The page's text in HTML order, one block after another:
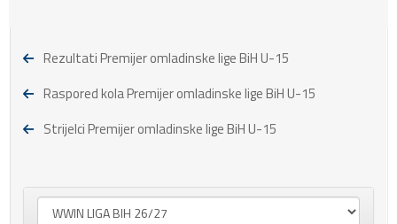
Rezultati Premijer omladinske lige BiH U-15
Raspored kola Premijer omladinske lige BiH U-15
Strijelci Premijer omladinske lige BiH U-15